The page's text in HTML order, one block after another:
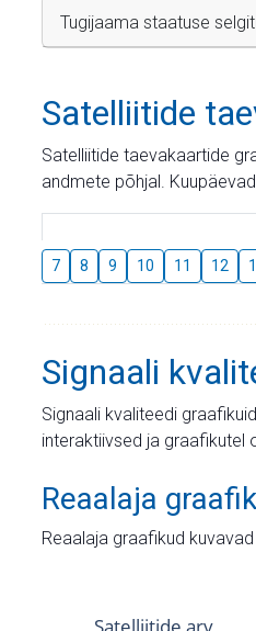
Tugijaama staatuse
Satelliitide
Satelliitide taevakaartide
andmete põhjal.
7 8 9 10 11 12
Signaali
Signaali kvaliteedi
interaktiivsed ja graafikutel
Reaalaja
Reaalaja graafikud